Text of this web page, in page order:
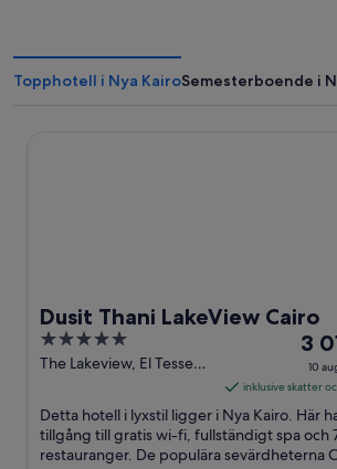
Topphotell i Nya KairoSemesterboende i
Dusit Thani LakeView Cairo
5
out
5
The Lakeview, El Tesseen
är
3
per
natt
3
10
inklusive skatter
Detta hotell i lyxstil ligger i Nya Kairo. Här
tillgång till gratis wi-fi, fullständigt spa och
restauranger. De populära sevärdheterna